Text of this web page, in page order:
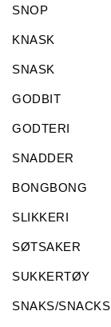
SNOP
KNASK
SNASK
GODBIT
GODTERI
SNADDER
BONGBONG
SLIKKERI
SØTSAKER
SUKKERTØY
SNAKS/SNACKS